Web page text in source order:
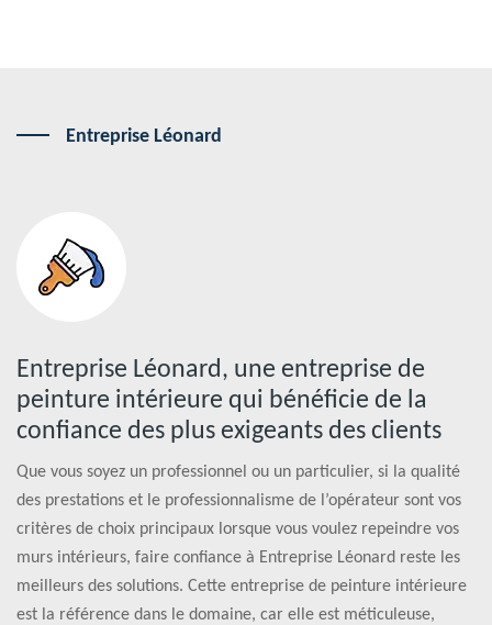
Entreprise Léonard
Entreprise Léonard, une entreprise de
peinture intérieure qui bénéficie de la
confiance des plus exigeants des clients
Que vous soyez un professionnel ou un particulier, si la qualité
des prestations et le professionnalisme de l’opérateur sont vos
critères de choix principaux lorsque vous voulez repeindre vos
murs intérieurs, faire confiance à Entreprise Léonard reste les
meilleurs des solutions. Cette entreprise de peinture intérieure
est la référence dans le domaine, car elle est méticuleuse,